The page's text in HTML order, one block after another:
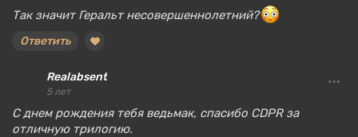
Так значит Геральт несовершеннолетний?
Ответить
Realabsent
5 лет
С днем рождения тебя ведьмак, спасибо CDPR за
отличную трилогию.